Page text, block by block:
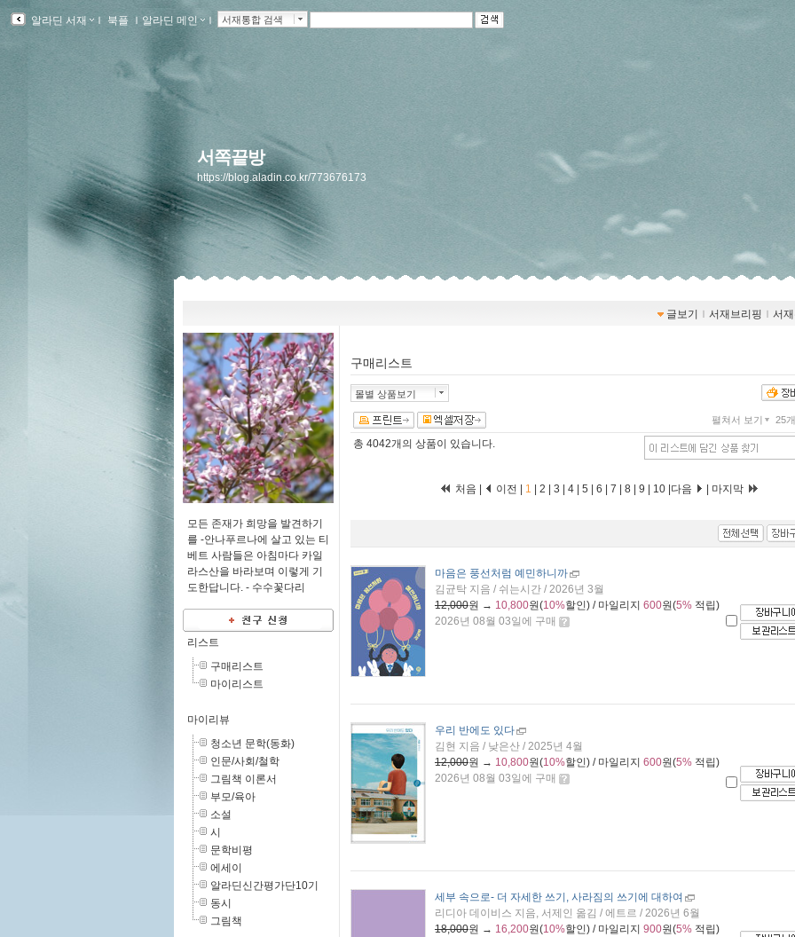
알라딘 서재 ｌ 북플 ｌ 알라딘 메인 ｌ 서재통합 검색
서쪽끝방
https://blog.aladin.co.kr/773676173
글보기 ｌ 서재브리핑 ｌ 서
모든 존재가 희망을 발견하기
를 -안나푸르나에 살고 있는 티
베트 사람들은 아침마다 카일
라스산을 바라보며 이렇게 기
도한답니다. - 수수꽃다리
리스트
구매리스트
마이리스트
마이리뷰
청소년 문학(동화)
인문/사회/철학
그림책 이론서
부모/육아
소설
시
문학비평
에세이
알라딘신간평가단10기
동시
그림책
구매리스트
몰별 상품보기
25개
펼쳐서 보기
총 4042개 의 상품이 있습니다.
처음 | 이전 | 1 2 3 4 5 6 7 8 9 10 다음 마지막
마음은 풍선처럼 예민하니까
김균탁 지음 / 쉬는시간 / 2026년 3월
12,000원 → 10,800원(10%할인) / 마일리지 600원(5% 적립)
2026년 08월 03일에 구매
우리 반에도 있다
김현 지음 / 낮은산 / 2025년 4월
12,000원 → 10,800원(10%할인) / 마일리지 600원(5% 적립)
2026년 08월 03일에 구매
세부 속으로- 더 자세한 쓰기, 사라짐의 쓰기에 대하여
리디아 데이비스 지음, 서제인 옮김 / 에트르 / 2026년 6월
18,000원 → 16,200원(10%할인) / 마일리지 900원(5% 적립)